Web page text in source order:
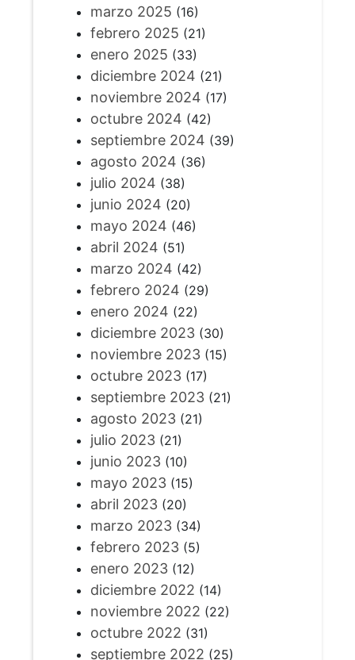
marzo 2025 (16)
febrero 2025 (21)
enero 2025 (33)
diciembre 2024 (21)
noviembre 2024 (17)
octubre 2024 (42)
septiembre 2024 (39)
agosto 2024 (36)
julio 2024 (38)
junio 2024 (20)
mayo 2024 (46)
abril 2024 (51)
marzo 2024 (42)
febrero 2024 (29)
enero 2024 (22)
diciembre 2023(30)
noviembre 2023(15)
octubre 2023(17)
septiembre 2023(21)
agosto 2023(21)
julio 2023(21)
junio 2023(10)
mayo 2023(15)
abril 2023(20)
marzo 2023(34)
febrero 2023(5)
enero 2023(12)
diciembre 2022 (14)
noviembre 2022 (22)
octubre 2022 (31)
septiembre 2022 (25)